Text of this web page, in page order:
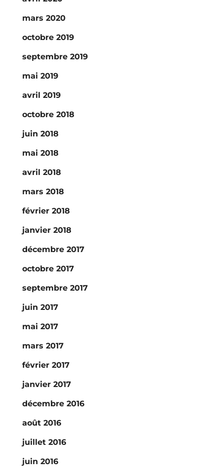
mars 2020
octobre 2019
septembre 2019
mai 2019
avril 2019
octobre 2018
juin 2018
mai 2018
avril 2018
mars 2018
février 2018
janvier 2018
décembre 2017
octobre 2017
septembre 2017
juin 2017
mai 2017
mars 2017
février 2017
janvier 2017
décembre 2016
août 2016
juillet 2016
juin 2016